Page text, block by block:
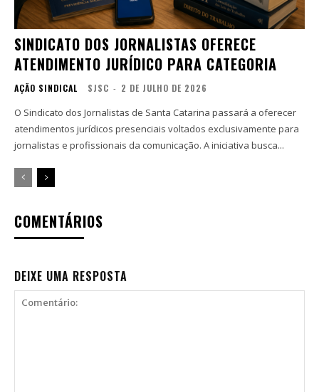
SINDICATO DOS JORNALISTAS OFERECE
ATENDIMENTO JURÍDICO PARA CATEGORIA
AÇÃO SINDICAL SJSC - 2 DE JULHO DE 2026
O Sindicato dos Jornalistas de Santa Catarina passará a oferecer
atendimentos jurídicos presenciais voltados exclusivamente para
jornalistas e profissionais da comunicação. A iniciativa busca...
COMENTÁRIOS
DEIXE UMA RESPOSTA